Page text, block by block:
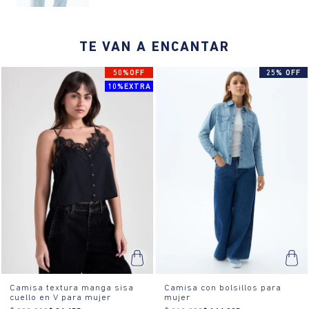
TE VAN A ENCANTAR
50%OFF
10%EXTRA
Camisa textura manga sisa
cuello en V para mujer
25% OFF
Camisa con bolsillos para
mujer